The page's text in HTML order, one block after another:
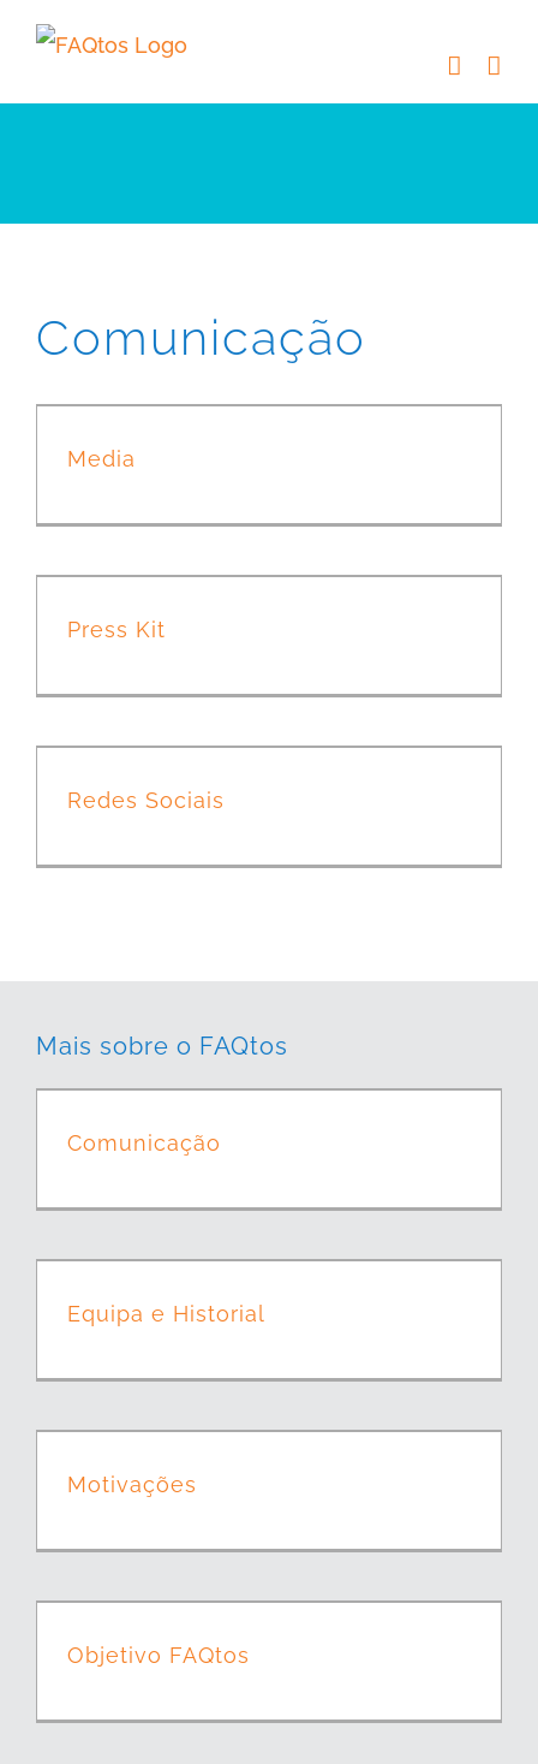
Skip
content
Comunicação
Media
Press Kit
Redes Sociais
Mais sobre o FAQtos
Comunicação
Equipa e Historial
Motivações
Objetivo FAQtos